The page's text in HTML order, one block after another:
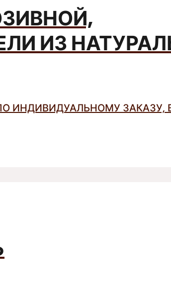
ИЗ
ИНДИВИДУАЛЬНОМУ ЗАКАЗУ,